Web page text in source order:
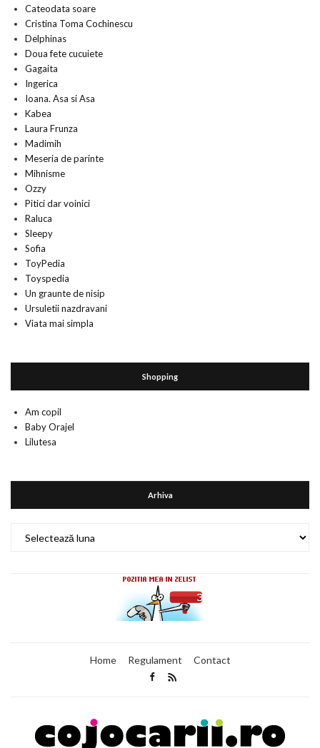
Cateodata soare
Cristina Toma Cochinescu
Delphinas
Doua fete cucuiete
Gagaita
Ingerica
Ioana. Asa si Asa
Kabea
Laura Frunza
Madimih
Meseria de parinte
Mihnisme
Ozzy
Pitici dar voinici
Raluca
Sleepy
Sofia
ToyPedia
Toyspedia
Un graunte de nisip
Ursuletii nazdravani
Viata mai simpla
Shopping
Am copil
Baby Orajel
Lilutesa
Arhiva
Home Regulament Contact